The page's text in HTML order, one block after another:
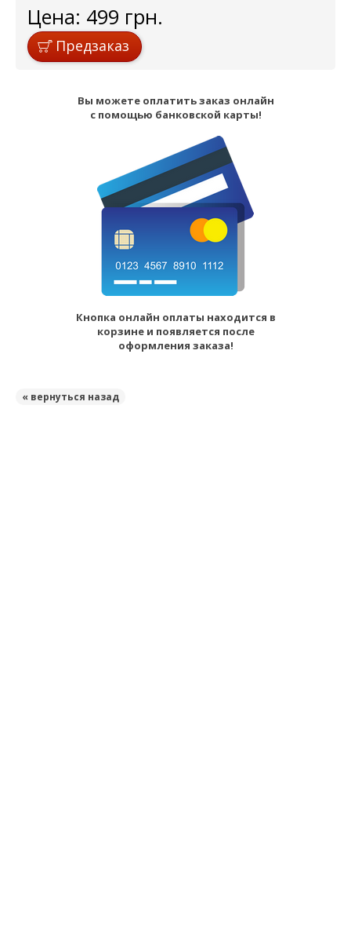
Цена: 499 грн.
Предзаказ
Вы можете оплатить заказ онлайн
с помощью банковской карты!
Кнопка онлайн оплаты находится в
корзине и появляется после
оформления заказа!
« вернуться назад